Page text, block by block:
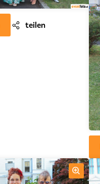
teilen